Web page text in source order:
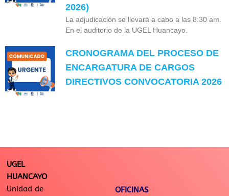
2026)
La adjudicación se llevará a cabo a las 8:30 am.
En el auditorio de la UGEL Huancayo.
CRONOGRAMA DEL PROCESO DE
ENCARGATURA DE CARGOS
DIRECTIVOS CONVOCATORIA 2026
UGEL
HUANCAYO
Unidad de
OFICINAS